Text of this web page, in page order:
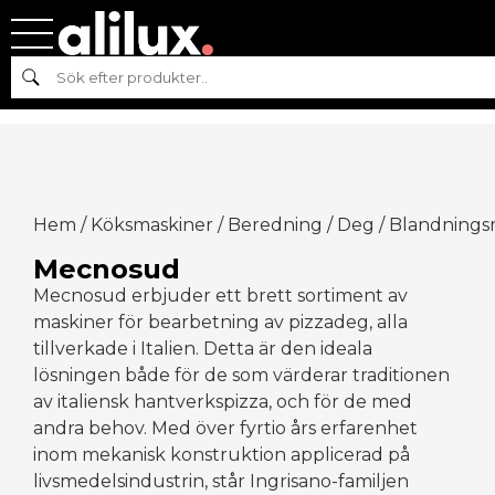
Sök
Hem / Köksmaskiner / Beredning / Deg /
Mecnosud
Mecnosud erbjuder ett brett sortiment av
maskiner för bearbetning av pizzadeg, alla
tillverkade i Italien. Detta är den ideala
lösningen både för de som värderar traditionen
av italiensk hantverkspizza, och för de med
andra behov. Med över fyrtio års erfarenhet
inom mekanisk konstruktion applicerad på
livsmedelsindustrin, står Ingrisano-familjen